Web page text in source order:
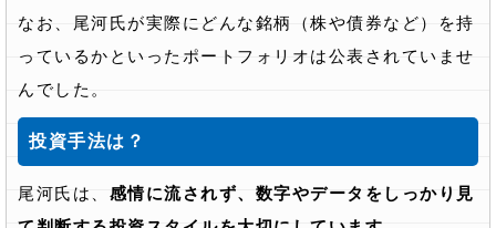
なお、尾河氏が実際にどんな銘柄（株や債券など）を持
っているかといったポートフォリオは公表されていませ
んでした。
投資手法は？
尾河氏は、 感情に流されず、数字やデータをしっかり見